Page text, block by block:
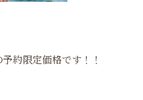
約限定価格です！！